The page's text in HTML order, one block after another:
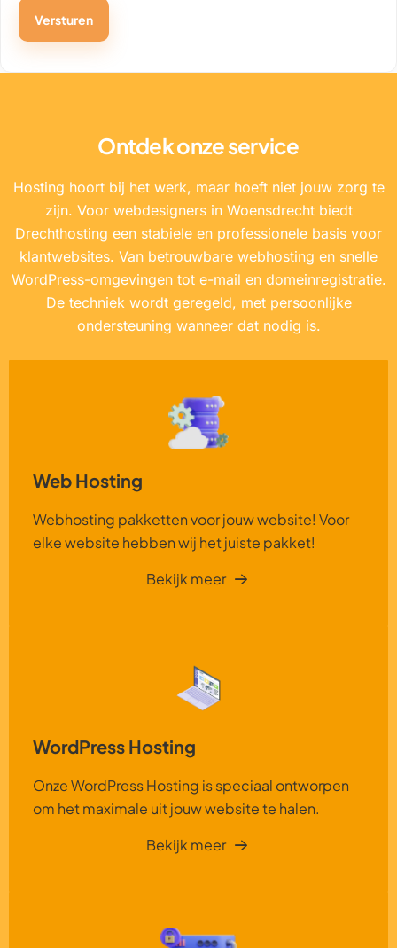
Ontdek onze service
Hosting hoort bij het werk, maar hoeft niet jouw zorg te
zijn. Voor webdesigners in Woensdrecht biedt
Drechthosting een stabiele en professionele basis voor
klantwebsites. Van betrouwbare webhosting en snelle
WordPress-omgevingen tot e-mail en domeinregistratie.
De techniek wordt geregeld, met persoonlijke
ondersteuning wanneer dat nodig is.
Web Hosting
Webhosting pakketten voor jouw website! Voor
elke website hebben wij het juiste pakket!
Bekijk meer
WordPress Hosting
Onze WordPress Hosting is speciaal ontworpen
om het maximale uit jouw website te halen.
Bekijk meer